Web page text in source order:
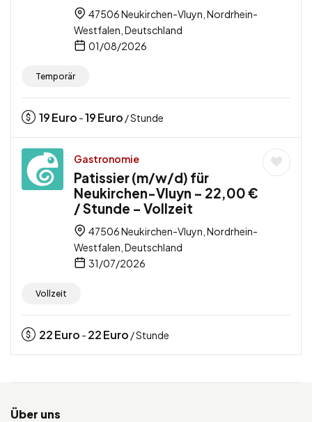
47506 Neukirchen-Vluyn, Nordrhein-
Westfalen, Deutschland
01/08/2026
Temporär
19Euro -19Euro / Stunde
Gastronomie
Patissier (m/w/d) für
Neukirchen-Vluyn – 22,00 €
/ Stunde – Vollzeit
47506 Neukirchen-Vluyn, Nordrhein-
Westfalen, Deutschland
31/07/2026
Vollzeit
22Euro - 22Euro / Stunde
Über uns